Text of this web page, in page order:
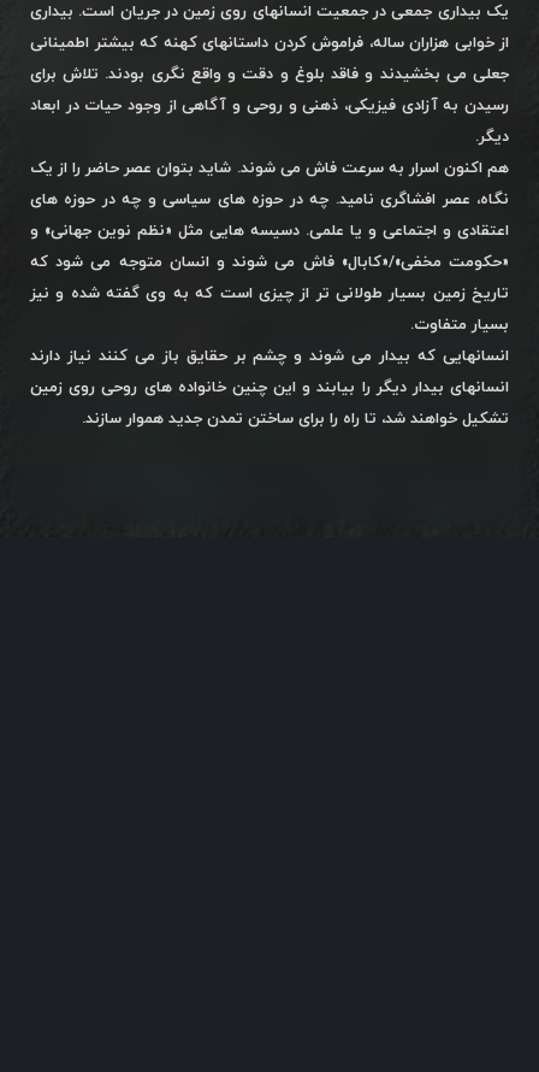
یک بیداری جمعی در جمعیت انسانهای روی زمین در جریان است. بیداری
از خوابی هزاران ساله، فراموش کردن داستانهای کهنه که بیشتر اطمینانی
جعلی می بخشیدند و فاقد بلوغ و دقت و واقع نگری بودند. تلاش برای
رسیدن به آزادی فیزیکی، ذهنی و روحی و آگاهی از وجود حیات در ابعاد
دیگر.
هم اکنون اسرار به سرعت فاش می شوند. شاید بتوان عصر حاضر را از یک
نگاه، عصر افشاگری نامید. چه در حوزه های سیاسی و چه در حوزه های
اعتقادی و اجتماعی و یا علمی. دسیسه هایی مثل «نظم نوین جهانی» و
«حکومت مخفی»/«کابال» فاش می شوند و انسان متوجه می شود که
تاریخ زمین بسیار طولانی تر از چیزی است که به وی گفته شده و نیز
بسیار متفاوت.
انسانهایی که بیدار می شوند و چشم بر حقایق باز می کنند نیاز دارند
انسانهای بیدار دیگر را بیابند و این چنین خانواده های روحی روی زمین
تشکیل خواهند شد، تا راه را برای ساختن تمدن جدید هموار سازند.